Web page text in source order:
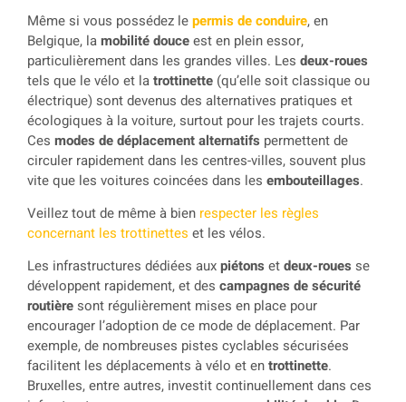
Même si vous possédez lepermis de conduire, en
Belgique, lamobilité douceest en plein essor,
particulièrement dans les grandes villes. Les deux-roues
tels que le vélo et latrottinette (qu’elle soit classique ou
électrique) sont devenus des alternatives pratiques et
écologiques à la voiture, surtout pour les trajets courts.
Ces modes de déplacement alternatifs permettent de
circuler rapidement dans les centres-villes, souvent plus
vite que les voitures coincées dans les embouteillages.
Veillez tout de même à bien respecter les règles
concernant les trottinettes et les vélos.
Les infrastructures dédiées auxpiétons etdeux-roues se
développent rapidement, et des campagnes de sécurité
routière sont régulièrement mises en place pour
encourager l’adoption de ce mode de déplacement. Par
exemple, de nombreuses pistes cyclables sécurisées
facilitent les déplacements à vélo et entrottinette.
Bruxelles, entre autres, investit continuellement dans ces